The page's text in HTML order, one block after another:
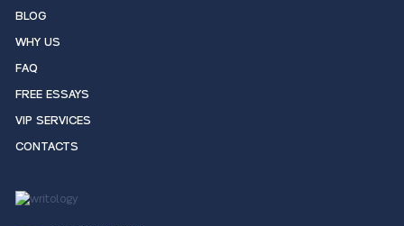
BLOG
WHY US
FAQ
FREE ESSAYS
VIP SERVICES
CONTACTS